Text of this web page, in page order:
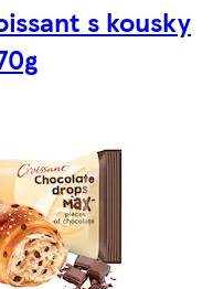
s kousky